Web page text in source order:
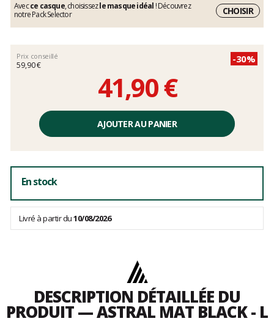
Avecce casque, choisissezle masque idéal ! Découvrez
notre Pack Selector
CHOISIR
Prix conseillé
59,90 €
-30%
41,90 €
unitaire,
AJOUTER AU PANIER
En stock
Livré à partir du10/08/2026
DESCRIPTION DÉTAILLÉE DU
PRODUIT — ASTRAL MAT BLACK - L